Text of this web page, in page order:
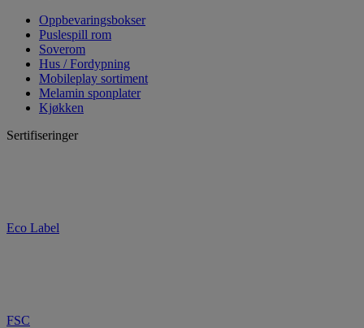
Oppbevaringsbokser
Puslespill rom
Soverom
Hus / Fordypning
Mobileplay sortiment
Melamin sponplater
Kjøkken
Sertifiseringer
Eco Label
FSC